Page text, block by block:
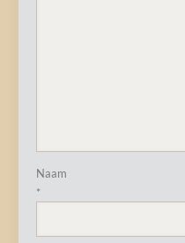
Naam
*